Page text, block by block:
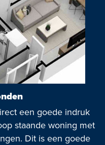
een goede indruk
staande woning met
Dit is een goede